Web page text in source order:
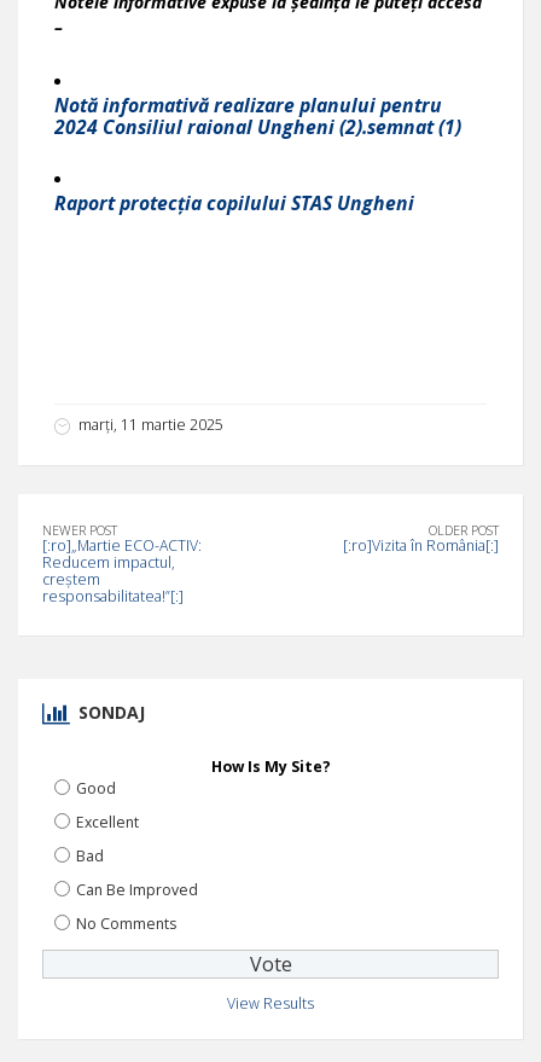
–
Notă informativă realizare planului pentru
2024 Consiliul raional Ungheni (2).semnat (1)
Raport protecția copilului STAS Ungheni
marți, 11 martie 2025
NEWER POST
[:ro]„Martie ECO-ACTIV:
Reducem impactul,
creștem
responsabilitatea!”[:]
OLDER POST
[:ro]Vizita în România[:]
SONDAJ
How Is My Site?
Good
Excellent
Bad
Can Be Improved
No Comments
View Results